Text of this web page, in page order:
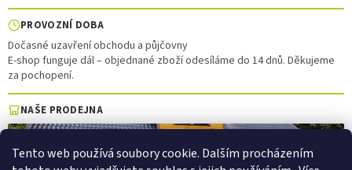
Tento web používá soubory cookie. Dalším procházením
PROVOZNÍ DOBA
Dočasné uzavření obchodu a půjčovny
E-shop funguje dál – objednané zboží odesíláme do 14 dnů. Děkujeme
za pochopení.
NAŠE PRODEJNA